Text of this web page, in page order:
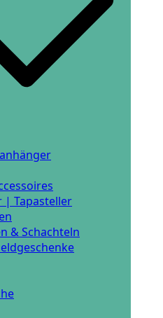
| Tapasteller
& Schachteln